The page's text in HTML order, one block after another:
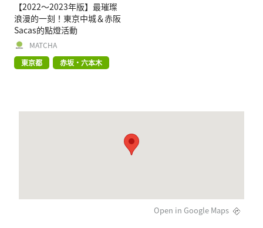
【2022〜2023年版】最璀璨
浪漫的一刻！東京中城＆赤阪
Sacas的點燈活動
MATCHA
東京都
赤坂・六本木
Open in Google Maps